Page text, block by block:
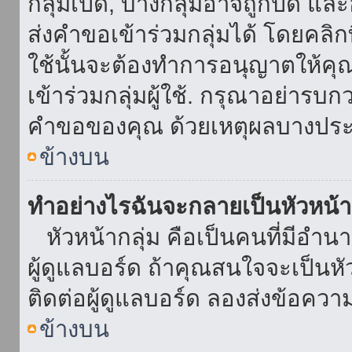
ส่งคำขอเข้าร่วมกลุ่มได้ โดยคลิ
ใช้นั้นจะต้องทำการอนุญาตให้คุ
เข้าร่วมกลุ่มผู้ใช้. กรุณาอย่ารบก
คำขอของคุณ ด้วยเหตุผลบางปร
ข้างบน
ทำอย่างไรฉันจะกลายเป็นหัวหน้
หัวหน้ากลุ่ม คือเป็นคนที่มีอำนา
ผู้ดูแลบอร์ด ถ้าคุณสนใจจะเป็น
ติดต่อผู้ดูแลบอร์ด ลองส่งข้อคว
ข้างบน